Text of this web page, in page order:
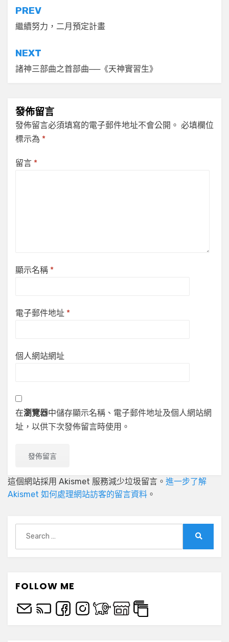
文
章
導
覽
PREV
繼續努力，二月預定計畫
NEXT
諸神三部曲之首部曲──《天神實習生》
發佈留言
發佈留言必須填寫的電子郵件地址不會公開。 必填欄位
標示為 *
留言 *
顯示名稱 *
電子郵件地址 *
個人網站網址
在瀏覽器中儲存顯示名稱、電子郵件地址及個人網站網
址，以供下次發佈留言時使用。
這個網站採用 Akismet 服務減少垃圾留言。 進一步了解
Akismet 如何處理網站訪客的留言資料 。
for:
FOLLOW ME